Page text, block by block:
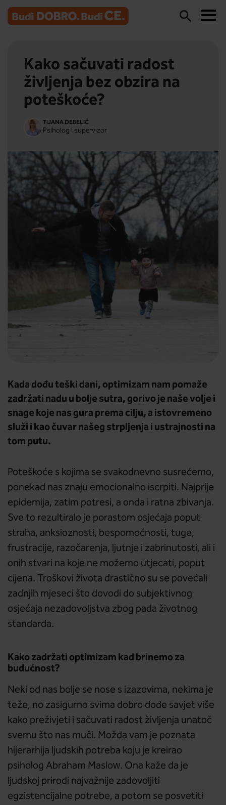
Kako sačuvati radost
življenja bez obzira na
poteškoće?
TIJANA DEBELIĆ
Psiholog i supervizor
Kada dođu teški dani, optimizam nam pomaže
zadržati nadu u bolje sutra, gorivo je naše volje i
snage koje nas gura prema cilju, a istovremeno
služi i kao čuvar našeg strpljenja i ustrajnosti na
tom putu.
Poteškoće s kojima se svakodnevno susrećemo,
ponekad nas znaju emocionalno iscrpiti. Najprije
epidemija, zatim potresi, a onda i ratna zbivanja.
Sve to rezultiralo je porastom osjećaja poput
straha, anksioznosti, bespomoćnosti, tuge,
frustracije, razočarenja, ljutnje i zabrinutosti, ali i
onih stvari na koje ne možemo utjecati, poput
cijena. Troškovi života drastično su se povećali
zadnjih mjeseci što dovodi do subjektivnog
osjećaja nezadovoljstva zbog pada životnog
standarda.
Kako zadržati optimizam kad brinemo za
budućnost?
Neki od nas bolje se nose s izazovima, nekima je
teže, no zasigurno svima dobro dođe savjet više
kako preživjeti i sačuvati radost življenja unatoč
svemu što nas muči. Možda vam je poznata
hijerarhija ljudskih potreba koju je kreirao
psiholog Abraham Maslow. Ona kaže da je
ljudskoj prirodi najvažnije zadovoljiti
egzistencijalne potrebe, a potom se posvetiti